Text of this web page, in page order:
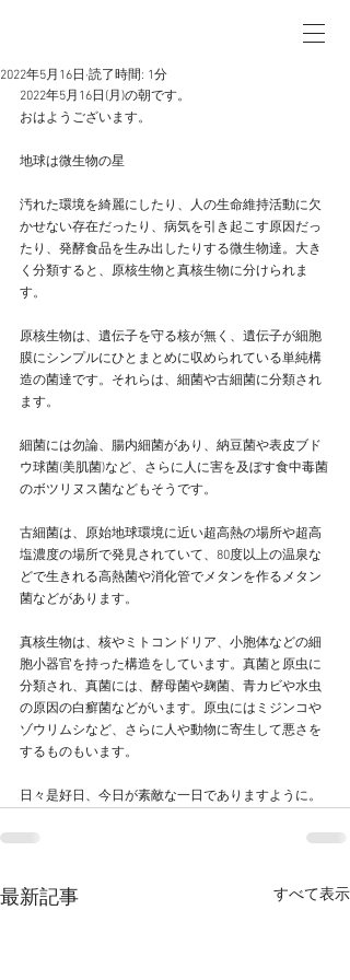
2022年5月16日 読了時間: 1分
2022年5月16日(月)の朝です。
おはようございます。
地球は微生物の星
汚れた環境を綺麗にしたり、人の生命維持活動に欠
かせない存在だったり、病気を引き起こす原因だっ
たり、発酵食品を生み出したりする微生物達。大き
く分類すると、原核生物と真核生物に分けられま
す。
原核生物は、遺伝子を守る核が無く、遺伝子が細胞
膜にシンプルにひとまとめに収められている単純構
造の菌達です。それらは、細菌や古細菌に分類され
ます。
細菌には勿論、腸内細菌があり、納豆菌や表皮ブド
ウ球菌(美肌菌)など、さらに人に害を及ぼす食中毒菌
のボツリヌス菌などもそうです。
古細菌は、原始地球環境に近い超高熱の場所や超高
塩濃度の場所で発見されていて、80度以上の温泉な
どで生きれる高熱菌や消化管でメタンを作るメタン
菌などがあります。
真核生物は、核やミトコンドリア、小胞体などの細
胞小器官を持った構造をしています。真菌と原虫に
分類され、真菌には、酵母菌や麹菌、青カビや水虫
の原因の白癬菌などがいます。原虫にはミジンコや
ゾウリムシなど、さらに人や動物に寄生して悪さを
するものもいます。
日々是好日、今日が素敵な一日でありますように。
最新記事 すべて表示